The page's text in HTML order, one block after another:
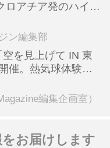
ロアチア発のハイパ
ン編集部
を見上げて IN 東
催。熱気球体験搭
編集企画室）
お届けします